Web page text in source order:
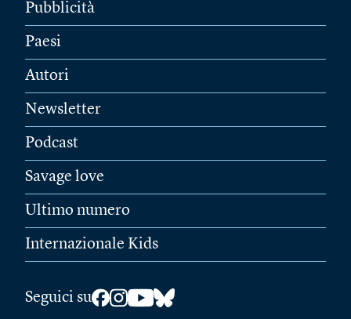
Pubblicità
Paesi
Autori
Newsletter
Podcast
Savage love
Ultimo numero
Internazionale Kids
Seguici su